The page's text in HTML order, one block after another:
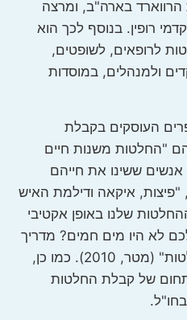
בארה"ב, ומרצה
רופין. בנוסף לכך הוא
לרופאים, לשופטים,
ולמנהלים, במוסדות
העוסקים בקבלת
"החלטות משנות חיים
אנשים ששינו את חייהם
לקצה" (מטר, 2024), "פיצות, איקאה ודילמת האיש
שלנו באופן אקטיבי
2019) ו"גם לכם לא היו מים חמים? מדריך
למניעת כשלים בקבלת החלטות" (מטר, 2010). כמו כן,
של קבלת החלטות